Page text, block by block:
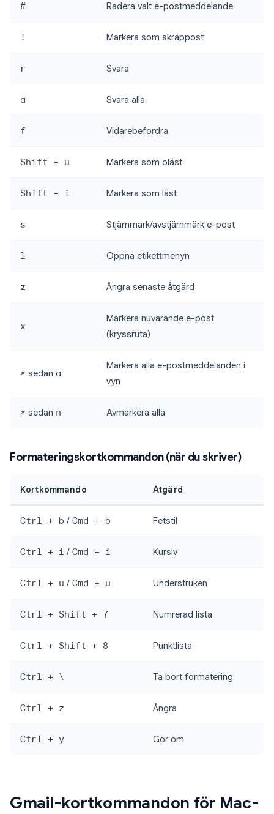
# Radera valt e-postmeddelande
! Markera som skräppost
r Svara
a Svara alla
f Vidarebefordra
Shift + u Markera som oläst
Shift + i Markera som läst
s Stjärnmärk/avstjärnmärk e-post
l Öppna etikettmenyn
z Ångra senaste åtgärd
x
Markera nuvarande e-post
(kryssruta)
* sedan a
Markera alla e-postmeddelanden i
vyn
* sedan n Avmarkera alla
Formateringskortkommandon (när du skriver)
Kortkommando Åtgärd
Ctrl + b / Cmd + b Fetstil
Ctrl + i / Cmd + i Kursiv
Ctrl + u / Cmd + u Understruken
Ctrl + Shift + 7 Numrerad lista
Ctrl + Shift + 8 Punktlista
Ctrl + \ Ta bort formatering
Ctrl + z Ångra
Ctrl + y Gör om
Gmail-kortkommandon för Mac-